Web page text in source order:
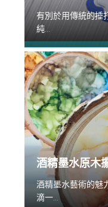
有別於用傳統的捶
純...
酒精墨水原木
酒精墨水藝術的魅
滴一...